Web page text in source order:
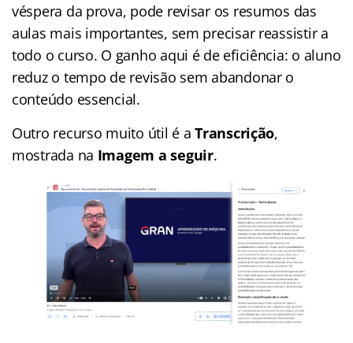
véspera da prova, pode revisar os resumos das
aulas mais importantes, sem precisar reassistir a
todo o curso. O ganho aqui é de eficiência: o aluno
reduz o tempo de revisão sem abandonar o
conteúdo essencial.
Outro recurso muito útil é aTranscrição,
mostrada na Imagem a seguir.